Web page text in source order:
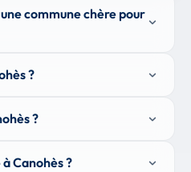
commune chère pour
?
?
Canohès ?